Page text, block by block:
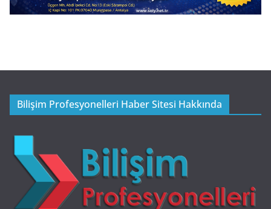
Bilişim Profesyonelleri Haber Sitesi Hakkında